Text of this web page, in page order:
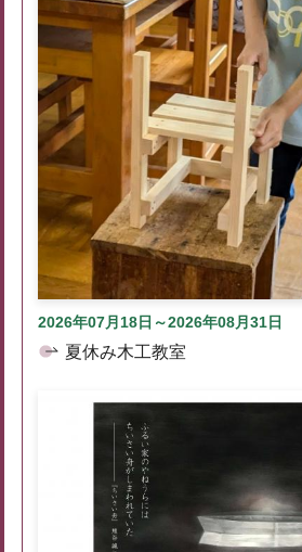
2026年07月18日～2026年08月31日
夏休み木工教室